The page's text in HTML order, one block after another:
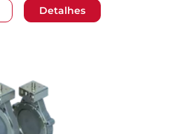
Detalhes